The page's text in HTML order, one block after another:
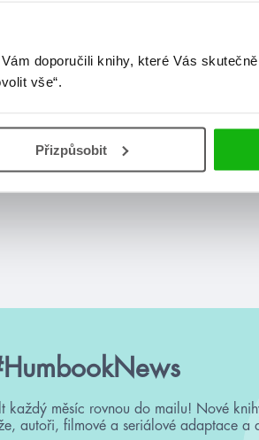
doporučili knihy, které Vás
vše“.
Přizpůsobit
online merenda 2025
infošek. Nachystejte kakajíčko a pusťte
merendu, ať jste v obraze 😁
každý měsíc rovnou do mailu! Nové
autoři, filmové a seriálové adaptace a